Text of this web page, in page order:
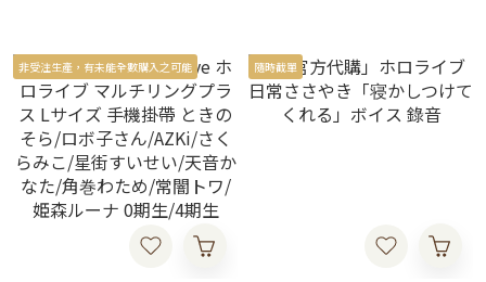
非受注生產，有未能全數購入之可能 隨時截單